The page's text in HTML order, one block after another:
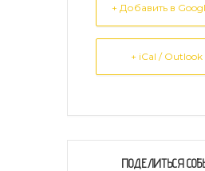
+ Добавить в
+ iCal / Outlook
ПОДЕЛИТЬСЯ